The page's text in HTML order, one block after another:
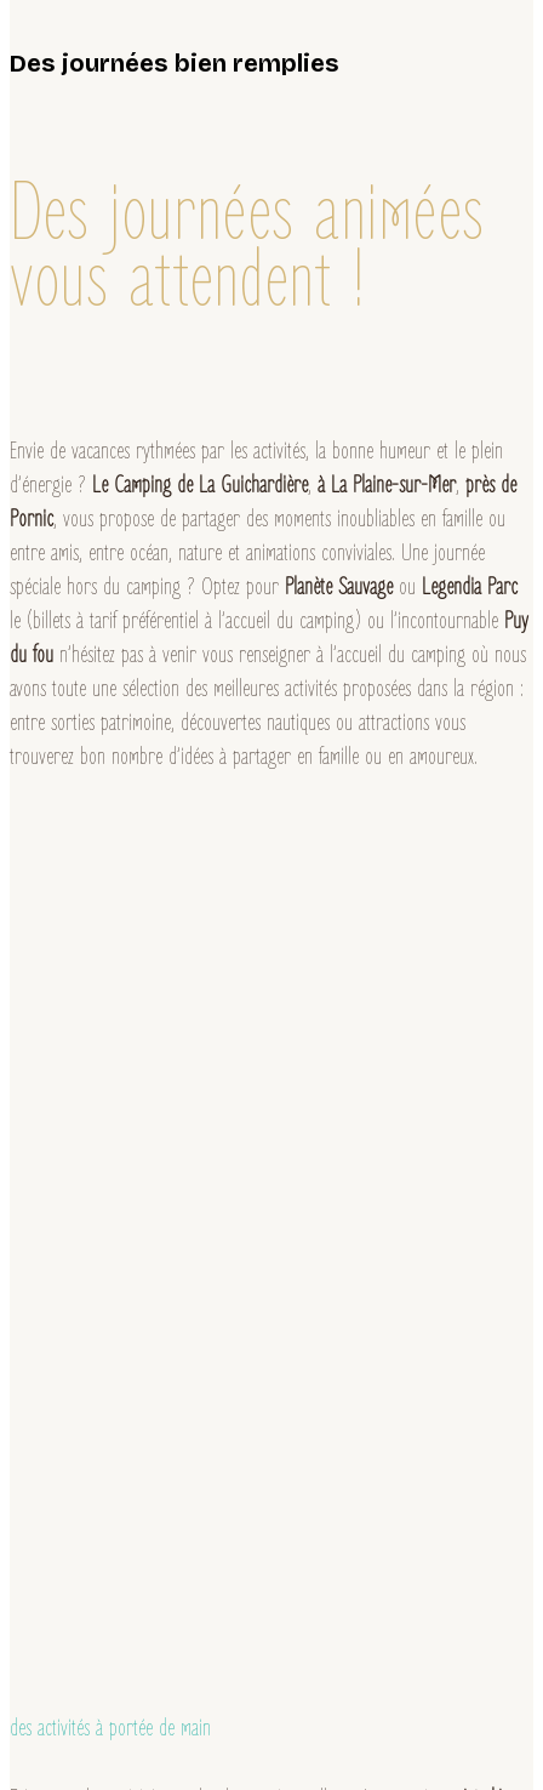
Des journées bien remplies
Des journées animées
vous attendent !
Envie de vacances rythmées par les activités, la bonne humeur et le plein
d’énergie ? Le Camping de La Guichardière, à La Plaine-sur-Mer, près de
Pornic, vous propose de partager des moments inoubliables en famille ou
entre amis, entre océan, nature et animations conviviales. Une journée
spéciale hors du camping ? Optez pour Planète Sauvageou Legendia Parc
le (billets à tarif préférentiel à l’accueil du camping) ou l’incontournable Puy
du fou n’hésitez pas à venir vous renseigner à l’accueil du camping où nous
avons toute une sélection des meilleures activités proposées dans la région :
entre sorties patrimoine, découvertes nautiques ou attractions vous
trouverez bon nombre d’idées à partager en famille ou en amoureux.
des activités à portée de main